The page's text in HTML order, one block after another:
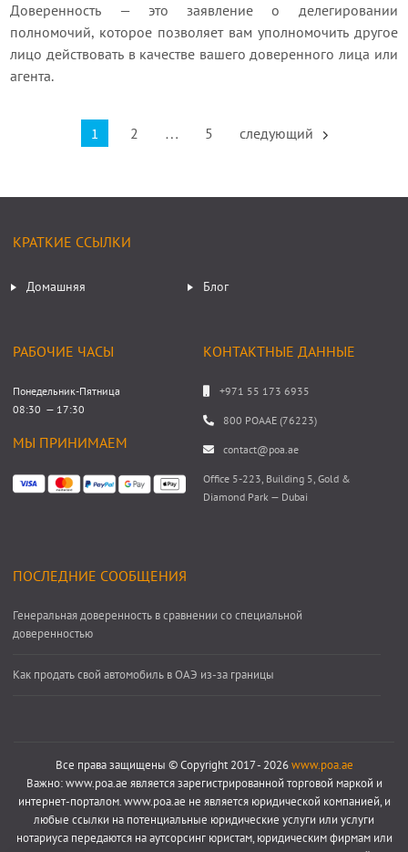
Доверенность — это заявление о делегировании
полномочий, которое позволяет вам уполномочить другое
лицо действовать в качестве вашего доверенного лица или
агента.
1 2 … 5 следующий
КРАТКИЕ ССЫЛКИ
Домашняя Блог
РАБОЧИЕ ЧАСЫ
Понедельник-Пятница
08:30 — 17:30
МЫ ПРИНИМАЕМ
КОНТАКТНЫЕ ДАННЫЕ
+971 55 173 6935
800 POAAE (76223)
contact@poa.ae
Office 5-223, Building 5, Gold &
Diamond Park — Dubai
ПОСЛЕДНИЕ СООБЩЕНИЯ
Генеральная доверенность в сравнении со специальной
доверенностью
Как продать свой автомобиль в ОАЭ из-за границы
Все права защищены © Copyright 2017 - 2026www.poa.ae
Важно: www.poa.ae является зарегистрированной торговой маркой и
интернет-порталом. www.poa.ae не является юридической компанией, и
любые ссылки на потенциальные юридические услуги или услуги
нотариуса передаются на аутсорсинг юристам, юридическим фирмам или